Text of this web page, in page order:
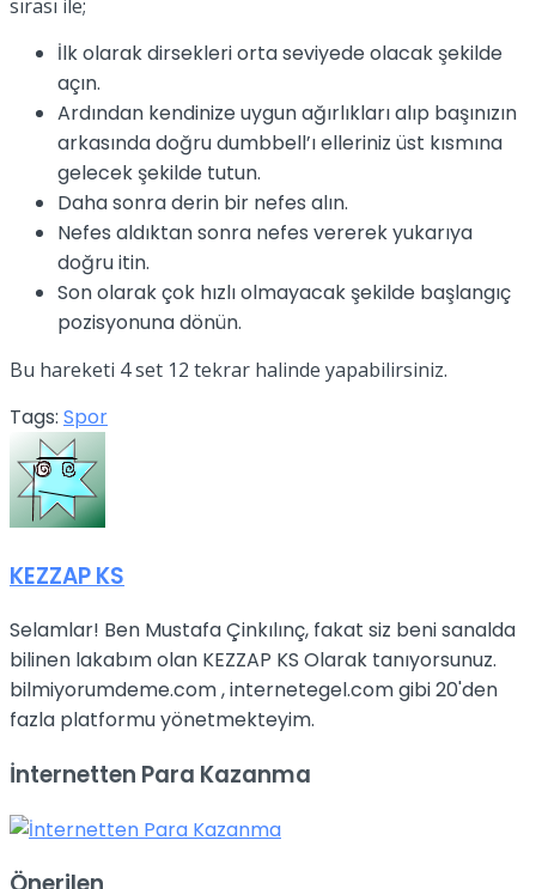
sırası ile;
İlk olarak dirsekleri orta seviyede olacak şekilde
açın.
Ardından kendinize uygun ağırlıkları alıp başınızın
arkasında doğru dumbbell’ı elleriniz üst kısmına
gelecek şekilde tutun.
Daha sonra derin bir nefes alın.
Nefes aldıktan sonra nefes vererek yukarıya
doğru itin.
Son olarak çok hızlı olmayacak şekilde başlangıç
pozisyonuna dönün.
Bu hareketi 4 set 12 tekrar halinde yapabilirsiniz.
Tags: Spor
KEZZAP KS
Selamlar! Ben Mustafa Çinkılınç, fakat siz beni sanalda
bilinen lakabım olan KEZZAP KS Olarak tanıyorsunuz.
bilmiyorumdeme.com , internetegel.com gibi 20'den
fazla platformu yönetmekteyim.
İnternetten Para Kazanma